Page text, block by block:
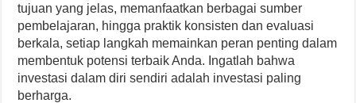
tujuan yang jelas, memanfaatkan berbagai sumber
pembelajaran, hingga praktik konsisten dan evaluasi
berkala, setiap langkah memainkan peran penting dalam
membentuk potensi terbaik Anda. Ingatlah bahwa
investasi dalam diri sendiri adalah investasi paling
berharga.